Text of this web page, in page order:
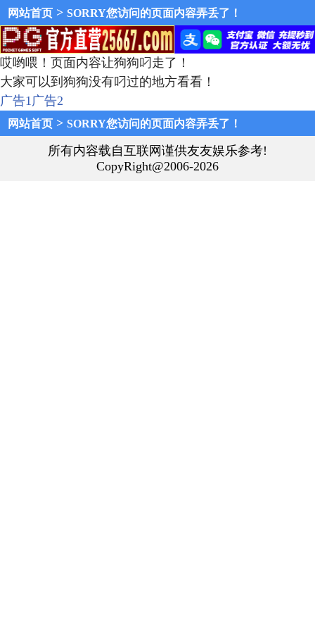
网站首页 > SORRY您访问的页面内容弄丢了！
哎哟喂！页面内容让狗狗叼走了！
大家可以到狗狗没有叼过的地方看看！
广告1广告2
网站首页 > SORRY您访问的页面内容弄丢了！
所有内容载自互联网谨供友友娱乐参考!
CopyRight@2006-2026